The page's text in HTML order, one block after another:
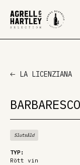
LA LICENZIANA
Slutsåld
TYP:
Rött vin